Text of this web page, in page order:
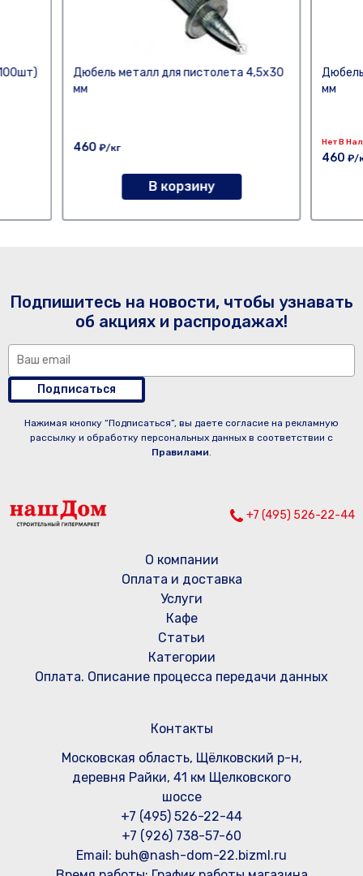
Дюбель металл для пистолета 4,5х30
мм
460 ₽/кг
В корзину
мм
Нет В
460 ₽/
Подпишитесь на новости, чтобы узнавать
об акциях и распродажах!
Подписаться
Нажимая кнопку “Подписаться”, вы даете согласие на рекламную
рассылку и обработку персональных данных в соответствии с
Правилами.
+7 (495) 526-22-44
О компании
Оплата и доставка
Услуги
Кафе
Статьи
Категории
Оплата. Описание процесса передачи данных
Контакты
Московская область, Щёлковский р-н,
деревня Райки, 41 км Щелковского
шоссе
+7 (495) 526-22-44
+7 (926) 738-57-60
Email: buh@nash-dom-22.bizml.ru